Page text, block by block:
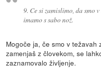
9. Ce si zamislimo, da smo
imamo s sabo nož.
Mogoče ja, če smo v težavah
zamenjaš z človekom, se
zaznamovalo življenje.